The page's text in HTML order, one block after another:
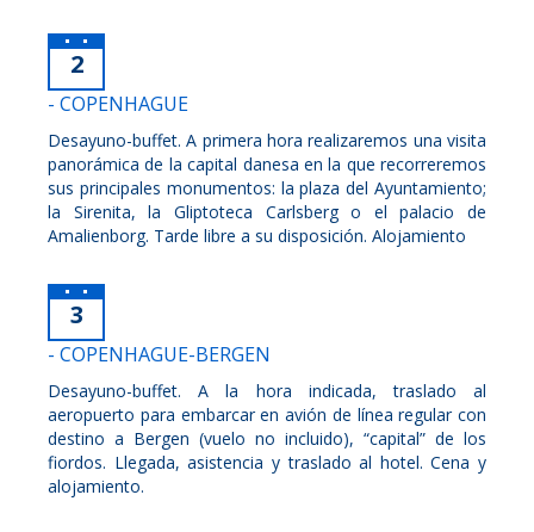
2
- COPENHAGUE
Desayuno-buffet. A primera hora realizaremos una visita
panorámica de la capital danesa en la que recorreremos
sus principales monumentos: la plaza del Ayuntamiento;
la Sirenita, la Gliptoteca Carlsberg o el palacio de
Amalienborg. Tarde libre a su disposición. Alojamiento
3
- COPENHAGUE-BERGEN
Desayuno-buffet. A la hora indicada, traslado al
aeropuerto para embarcar en avión de línea regular con
destino a Bergen (vuelo no incluido), “capital” de los
fiordos. Llegada, asistencia y traslado al hotel. Cena y
alojamiento.